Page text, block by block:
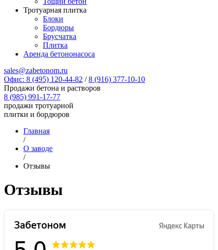
Тротуарная плитка
Блоки
Бордюры
Брусчатка
Плитка
Аренда бетононасоса
sales@zabetonom.ru
Офис: 8 (495) 120-44-82 / 8 (916) 377-10-10
Продажи бетона и растворов
8 (985) 991-17-77
продажи тротуарной
плитки и бордюров
Главная
/
О заводе
/
Отзывы
Отзывы